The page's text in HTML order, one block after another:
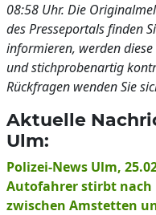
08:58 Uhr. Die
des Presseportals finden
informieren, werden
und stichprobenartig
Rückfragen wenden Sie
Aktuelle
Ulm:
Polizei-News Ulm,
Autofahrer stirbt nach
zwischen Amstetten